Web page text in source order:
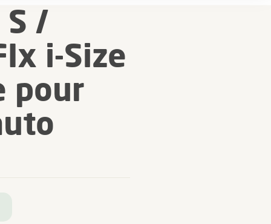
auto
de la compatibilité des sièges et bases
les poussettes
/
i-Size
pour